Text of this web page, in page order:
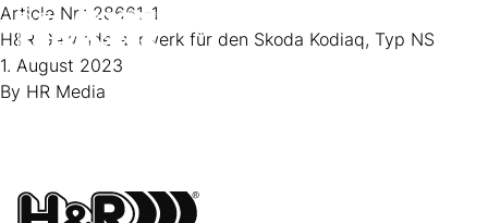
Zum Inhalt springen
Article Nr.: 28661-1
H&R Gewindefahrwerk für den Skoda Kodiaq, Typ NS
1. August 2023
By HR Media